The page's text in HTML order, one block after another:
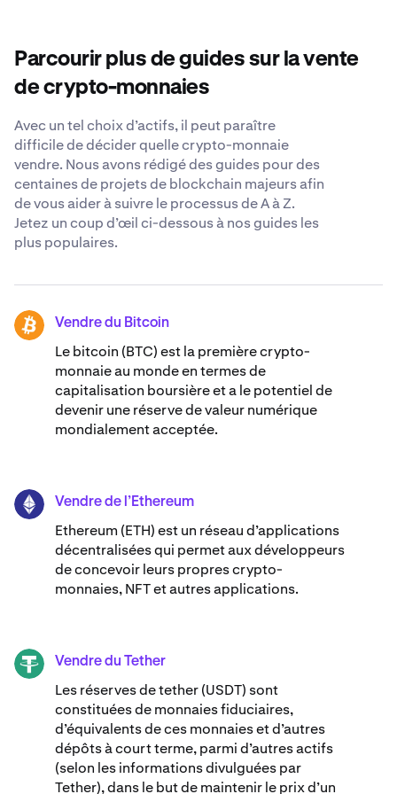
répondre à toutes vos questions concernant la vente
d’actifs 0X.
de vos investissements et les implications fiscales
potentielles. Vous pouvez consulter un conseiller
financier et effectuer des recherches approfondies
Parcourir plus de guides sur la vente
de crypto-monnaies
Avec un tel choix d’actifs, il peut paraître
difficile de décider quelle crypto-monnaie
vendre. Nous avons rédigé des guides pour des
centaines de projets de blockchain majeurs afin
de vous aider à suivre le processus de A à Z.
Jetez un coup d’œil ci-dessous à nos guides les
plus populaires.
BTC Vendre du Bitcoin
Le bitcoin (BTC) est la première crypto-
monnaie au monde en termes de
capitalisation boursière et a le potentiel de
devenir une réserve de valeur numérique
mondialement acceptée.
ETH Vendre de l’Ethereum
Ethereum (ETH) est un réseau d’applications
décentralisées qui permet aux développeurs
de concevoir leurs propres crypto-
monnaies, NFT et autres applications.
USDT Vendre du Tether
Les réserves de tether (USDT) sont
constituées de monnaies fiduciaires,
d’équivalents de ces monnaies et d’autres
dépôts à court terme, parmi d’autres actifs
(selon les informations divulguées par
Tether), dans le but de maintenir le prix d’un